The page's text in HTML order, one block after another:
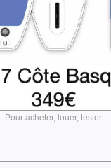
Pour acheter, louer, tester: